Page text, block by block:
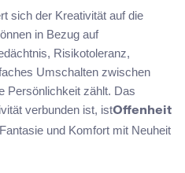
sich der Kreativität auf die
in Bezug auf
Risikotoleranz,
Umschalten zwischen
Persönlichkeit zählt. Das
verbunden ist, istOffenheit
und Komfort mit Neuheit